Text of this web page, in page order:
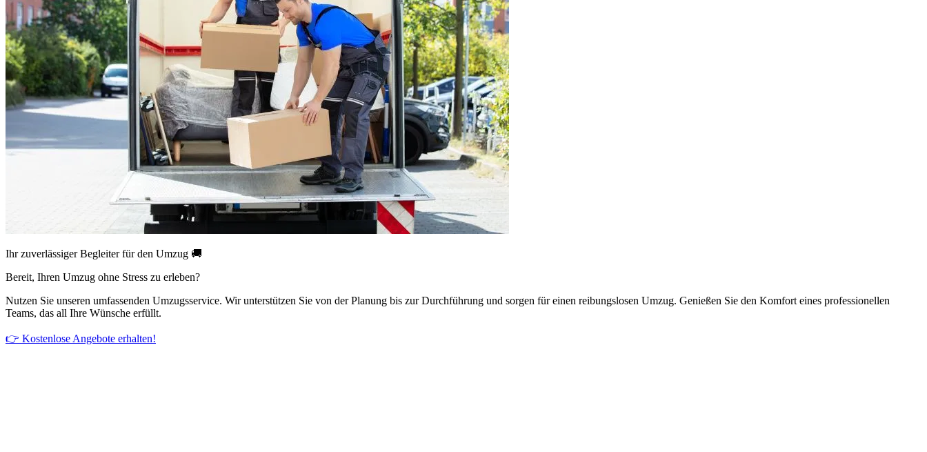
Ihr zuverlässiger Begleiter für den Umzug 🚚
Bereit, Ihren Umzug ohne Stress zu erleben?
Nutzen Sie unseren umfassenden Umzugsservice. Wir unterstützen Sie von der Planung bis zur Durchführung und sorgen für einen reibungslosen Umzug. Genießen Sie den Komfort eines professionellen
Teams, das all Ihre Wünsche erfüllt.
👉 Kostenlose Angebote erhalten!